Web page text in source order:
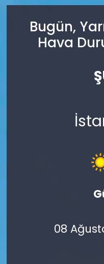
Bugün,
Hava
08
Ekonomi
Foto Galeri
Magazin
Son Dakika
Haber Arşivi